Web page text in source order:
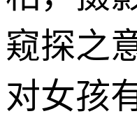
窥探之
对女孩